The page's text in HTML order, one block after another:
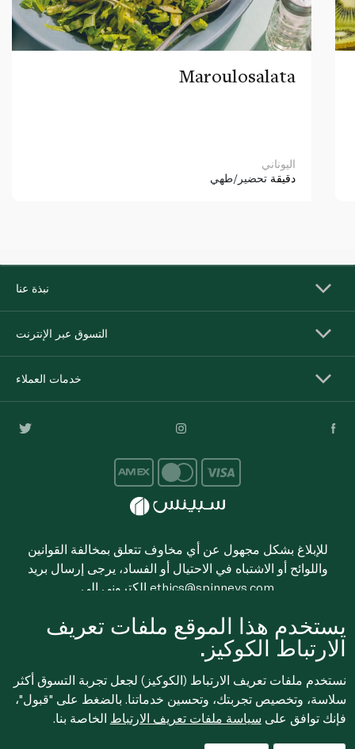
Maroulosalata
اليوناني
دقيقة تحضير/طهي
نبذة عنا
التسوق عبر الإنترنت
خدمات العملاء
للإبلاغ بشكل مجهول عن أي مخاوف تتعلق بمخالفة القوانين
واللوائح أو الاشتباه في الاحتيال أو الفساد، يرجى إرسال بريد
ethics@spinneys.com
© 2020-2026 سبينس. كل الحقوق محفوظة
يستخدم هذا الموقع ملفات تعريف
الارتباط الكوكيز.
نستخدم ملفات تعريف الارتباط (الكوكيز) لجعل تجربة التسوق أكثر
سلاسة، وتخصيص تجربتك، وتحسين خدماتنا. بالضغط على "قبول"،
فإنك توافق على سياسة ملفات تعريف الارتباط الخاصة بنا.